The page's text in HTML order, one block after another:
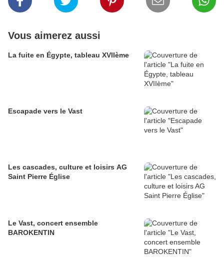
Vous aimerez aussi
La fuite en Égypte, tableau XVIIème
Escapade vers le Vast
Les cascades, culture et loisirs AG
Saint Pierre Église
Le Vast, concert ensemble
BAROKENTIN